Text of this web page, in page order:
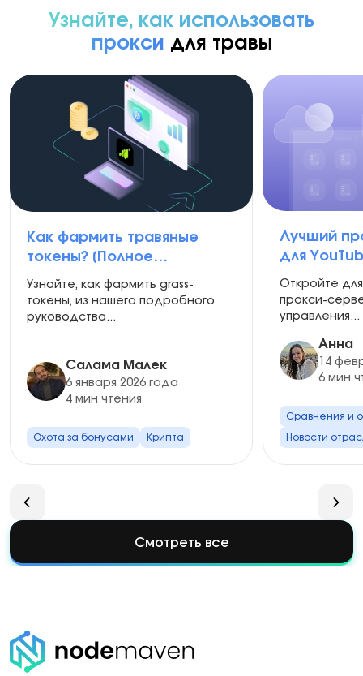
ваши подключения остаются стабильными.
Узнайте, как использовать
прокси для травы
Как фармить травяные
токены? [Полное
руководство]
Узнайте, как фармить grass-
токены, из нашего подробного
руководства...
Салама Малек
6 января 2026 года
4 мин чтения
Охота за бонусами Крипта
Лучший
для
лучшие
Откройте
прокси-
управления...
Анна
14
6 мин
Сравнения и
Новости
Смотреть все